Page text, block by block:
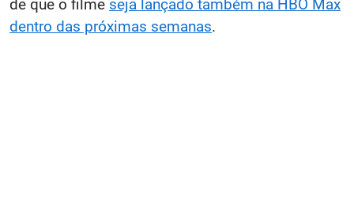
de que o filme seja lançado também na HBO Max
dentro das próximas semanas.